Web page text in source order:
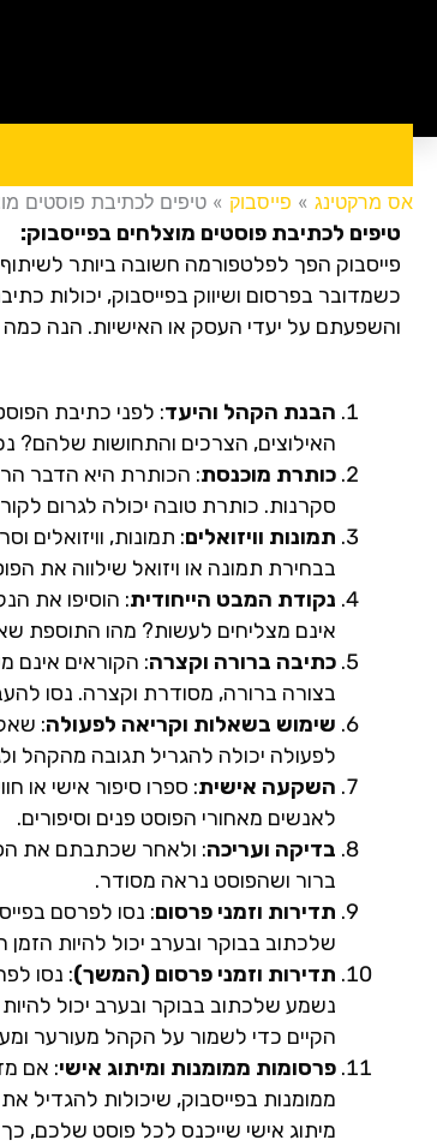
אס מרקטינג » פייסבוק » טיפים לכתיבת פוסטים
טיפים לכתיבת פוסטים מוצלחים בפייסבוק:
פייסבוק הפך לפלטפורמה חשובה ביותר
כשמדובר בפרסום ושיווק בפייסבוק, יכולות
והשפעתם על יעדי העסק או האישיות. הנה כמה
הבנת הקהל והיעד: לפני כתיבת
האילוצים, הצרכים והתחושות שלהם?
כותרת מוכנסת: הכותרת היא הדבר
סקרנות. כותרת טובה יכולה לגרום
תמונות וויזואלים: תמונות, וויזואלים
בבחירת תמונה או ויזואל שילווה את
נקודת המבט הייחודית: הוסיפו את
אינם מצליחים לעשות? מהו התוספת
כתיבה ברורה וקצרה: הקוראים אינם
בצורה ברורה, מסודרת וקצרה. נסו
שימוש בשאלות וקריאה לפעולה:
לפעולה יכולה להגריל תגובה מהקהל
השקעה אישית: ספרו סיפור אישי או
לאנשים מאחורי הפוסט פנים וסיפורים.
בדיקה ועריכה: ולאחר שכתבתם את
ברור ושהפוסט נראה מסודר.
תדירות וזמני פרסום: נסו לפרסם
שלכתוב בבוקר ובערב יכול להיות הזמן
תדירות וזמני פרסום (המשך): נסו
נשמע שלכתוב בבוקר ובערב יכול
הקיים כדי לשמור על הקהל מעורער
פרסומות ממומנות ומיתוג אישי: אם
ממומנות בפייסבוק, שיכולות להגדיל
מיתוג אישי שייכנס לכל פוסט שלכם,